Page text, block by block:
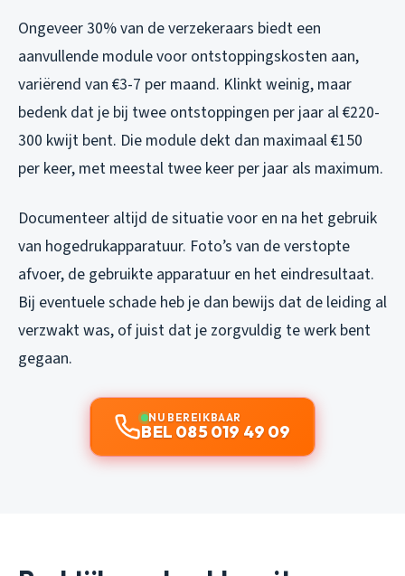
Ongeveer 30% van de verzekeraars biedt een
aanvullende module voor ontstoppingskosten aan,
variërend van €3-7 per maand. Klinkt weinig, maar
bedenk dat je bij twee ontstoppingen per jaar al €220-
300 kwijt bent. Die module dekt dan maximaal €150
per keer, met meestal twee keer per jaar als maximum.
Documenteer altijd de situatie voor en na het gebruik
van hogedrukapparatuur. Foto’s van de verstopte
afvoer, de gebruikte apparatuur en het eindresultaat.
Bij eventuele schade heb je dan bewijs dat de leiding al
verzwakt was, of juist dat je zorgvuldig te werk bent
gegaan.
NU BEREIKBAAR
BEL 085 019 49 09